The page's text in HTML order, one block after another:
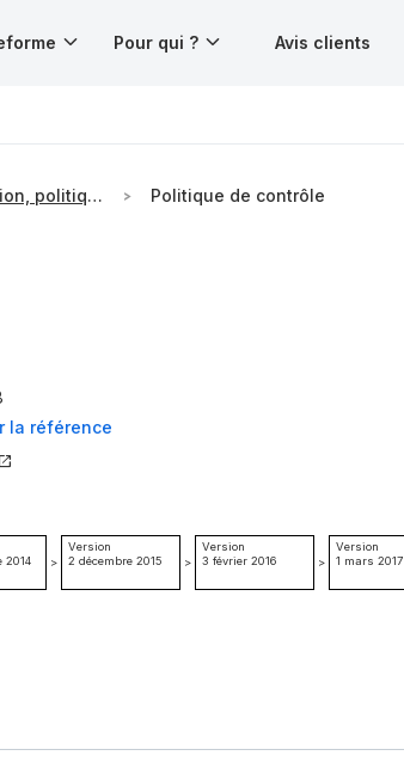
Pour qui ? Avis clients
Définition, détermination, politique de contrôle et obligations déclarative et documentaire en matière de prix de transfert Politique de contrôle
la référence
2014
>
Version
2 décembre 2015
>
Version
3 février 2016
>
Version
1 mars 2017